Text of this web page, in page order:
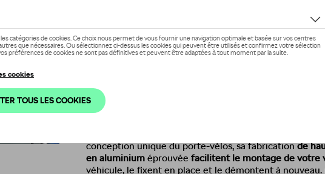
Description
Le porte-vélos verrouillable de la gamme
et
avec un cadre jusqu'à 80 mm
jusqu'à
Ce porte-vélos verrouillable est
donc pas de contrainte sur le toit de la voiture. Le
pas les droits de garantie auxquels vous avez droit, ils
a réussi les tests de charge et les tests
conception unique du porte-vélos, sa fabricationde
en aluminium éprouvée facilitent le montage de votre
véhicule, le fixent en place et le démontent à